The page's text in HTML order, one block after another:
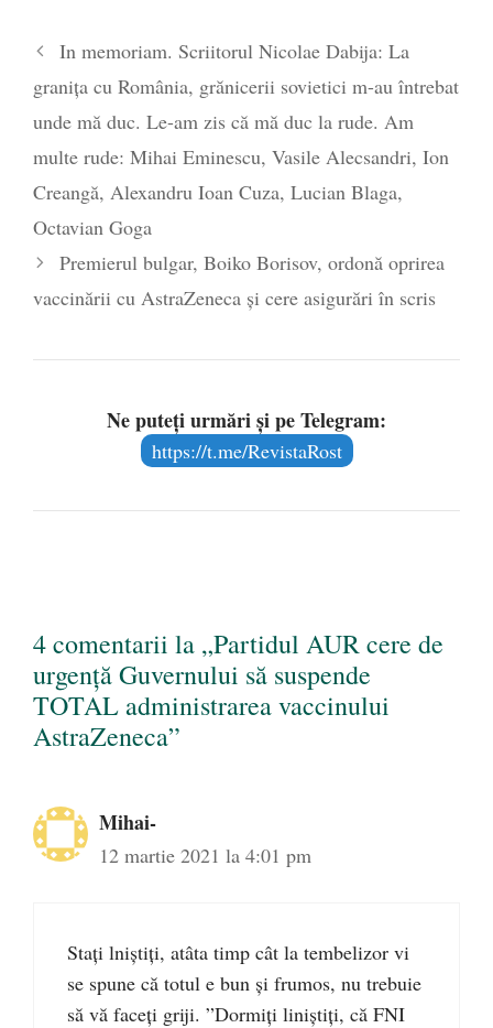
In memoriam. Scriitorul Nicolae Dabija: La
graniţa cu România, grănicerii sovietici m-au întrebat
unde mă duc. Le-am zis că mă duc la rude. Am
multe rude: Mihai Eminescu, Vasile Alecsandri, Ion
Creangă, Alexandru Ioan Cuza, Lucian Blaga,
Octavian Goga
Premierul bulgar, Boiko Borisov, ordonă oprirea
vaccinării cu AstraZeneca și cere asigurări în scris
Ne puteți urmări și pe Telegram:
https://t.me/RevistaRost
4 comentarii la „Partidul AUR cere de
urgență Guvernului să suspende
TOTAL administrarea vaccinului
AstraZeneca”
Mihai-
12 martie 2021 la 4:01 pm
Stați lniștiți, atâta timp cât la tembelizor vi
se spune că totul e bun și frumos, nu trebuie
să vă faceți griji. ”Dormiți liniștiți, că FNI